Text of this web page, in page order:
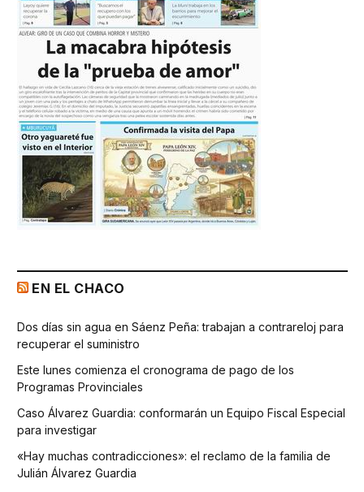
EN EL CHACO
Dos días sin agua en Sáenz Peña: trabajan a contrareloj para
recuperar el suministro
Este lunes comienza el cronograma de pago de los
Programas Provinciales
Caso Álvarez Guardia: conformarán un Equipo Fiscal Especial
para investigar
«Hay muchas contradicciones»: el reclamo de la familia de
Julián Álvarez Guardia